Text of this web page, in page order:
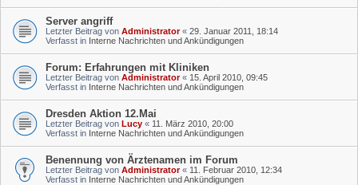
Server angriff
Letzter Beitrag von Administrator« 29. Januar 2011, 18:14
Verfasst in Interne Nachrichten und Ankündigungen
Forum: Erfahrungen mit Kliniken
Letzter Beitrag von Administrator« 15. April 2010, 09:45
Verfasst in Interne Nachrichten und Ankündigungen
Dresden Aktion 12.Mai
Letzter Beitrag von Lucy « 11. März 2010, 20:00
Verfasst in Interne Nachrichten und Ankündigungen
Benennung von Ärztenamen im Forum
Letzter Beitrag von Administrator« 11. Februar 2010, 12:34
Verfasst in Interne Nachrichten und Ankündigungen